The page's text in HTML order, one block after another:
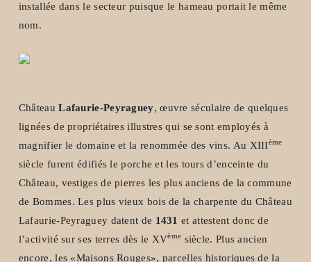
installée dans le secteur puisque le hameau portait le même
nom.
ChâteauLafaurie-Peyraguey, œuvre séculaire de quelques
lignées de propriétaires illustres qui se sont employés à
magnifier le domaine et la renommée des vins. Au XIIIème
siècle furent édifiés le porche et les tours d’enceinte du
Château, vestiges de pierres les plus anciens de la commune
de Bommes. Les plus vieux bois de la charpente du Château
Lafaurie-Peyraguey datent de 1431 et attestent donc de
l’activité sur ses terres dès le XVème siècle. Plus ancien
encore, les «Maisons Rouges», parcelles historiques de la